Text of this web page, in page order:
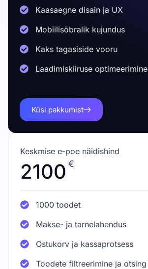
Keskmise e-poe näidishind
2100 €
1000 toodet
Makse- ja tarnelahendus
Ostukorv ja kassaprotsess
Toodete filtreerimine ja otsing
Kaasaegne disain ja UX
Mobiilisõbralik kujundus
Kaks tagasiside vooru
Laadimiskiiruse optimeerimine
Küsi pakkumist